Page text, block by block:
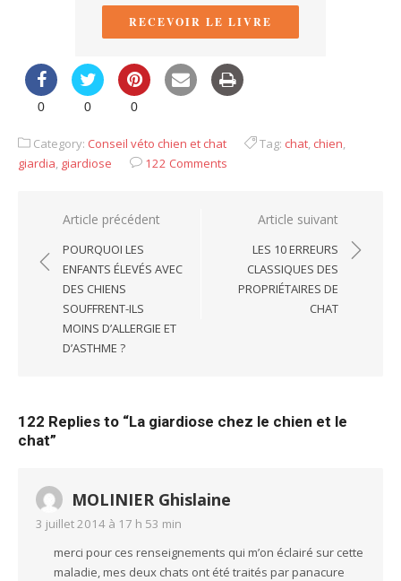
RECEVOIR LE LIVRE
0 0 0
Category: Conseil véto chien et chat Tag: chat, chien,
giardia, giardiose 122 Comments
Navigation
l’article
Article précédent
POURQUOI LES
ENFANTS ÉLEVÉS AVEC
DES CHIENS
SOUFFRENT-ILS
MOINS D’ALLERGIE ET
D’ASTHME ?
Article suivant
LES 10 ERREURS
CLASSIQUES DES
PROPRIÉTAIRES DE
CHAT
122 Replies to “La giardiose chez le chien et le
chat”
MOLINIER Ghislaine
3 juillet 2014 à 17 h 53 min
merci pour ces renseignements qui m’on éclairé sur cette
maladie, mes deux chats ont été traités par panacure